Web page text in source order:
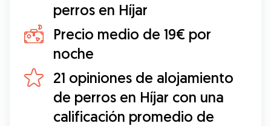
perros en Híjar
Precio medio de 19€ por
noche
21 opiniones de alojamiento
de perros en Híjar con una
calificación promedio de